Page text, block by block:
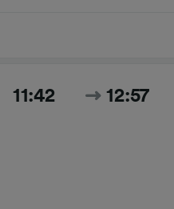
11:42 12:57